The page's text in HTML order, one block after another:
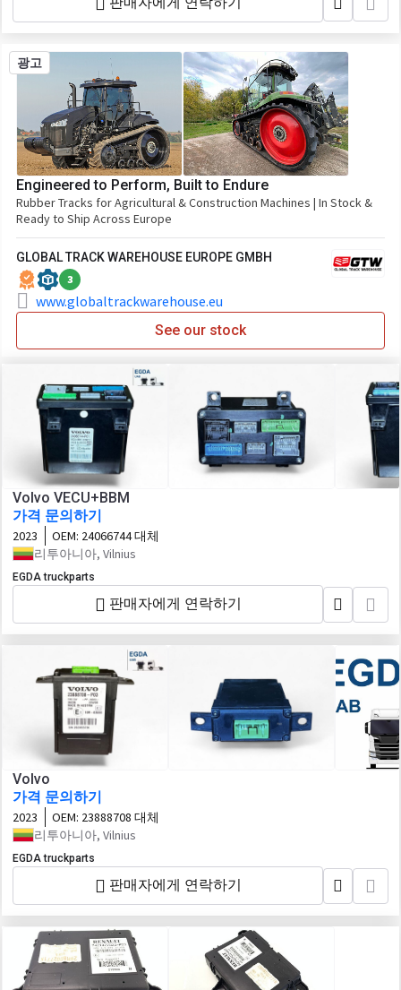
광고
Engineered to Perform, Built to Endure
Rubber Tracks for Agricultural & Construction Machines | In Stock &
Ready to Ship Across Europe
GLOBAL TRACK WAREHOUSE EUROPE GMBH
3
www.globaltrackwarehouse.eu
See our stock
Volvo VECU+BBM
가격 문의하기
2023 OEM: 24066744 대체
리투아니아, Vilnius
EGDA truckparts
판매자에게 연락하기
Volvo
가격 문의하기
2023 OEM: 23888708 대체
리투아니아, Vilnius
EGDA truckparts
판매자에게 연락하기